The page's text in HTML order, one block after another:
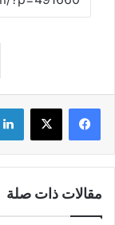
مقالات ذات صلة